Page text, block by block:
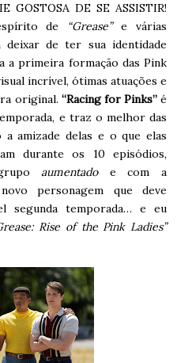
GOSTOSA DE SE ASSISTIR!
de “Grease”e várias
deixar de ter sua identidade
a primeira formação das Pink
incrível, ótimas atuações e
original. “Racing for Pinks”é
e traz o melhor das
a amizade delas e o que elas
durante os 10 episódios,
aumentadoe com a
personagem que deve
segunda temporada… e eu
Rise of the Pink Ladies”